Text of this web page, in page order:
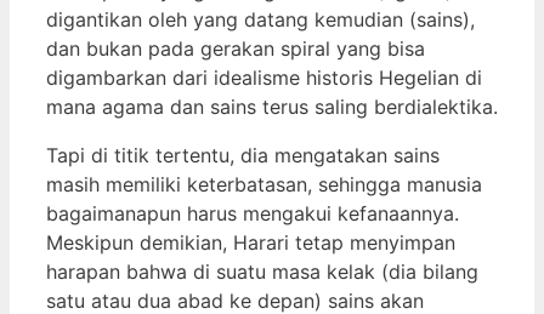
digantikan oleh yang datang kemudian (sains),
dan bukan pada gerakan spiral yang bisa
digambarkan dari idealisme historis Hegelian di
mana agama dan sains terus saling berdialektika.
Tapi di titik tertentu, dia mengatakan sains
masih memiliki keterbatasan, sehingga manusia
bagaimanapun harus mengakui kefanaannya.
Meskipun demikian, Harari tetap menyimpan
harapan bahwa di suatu masa kelak (dia bilang
satu atau dua abad ke depan) sains akan